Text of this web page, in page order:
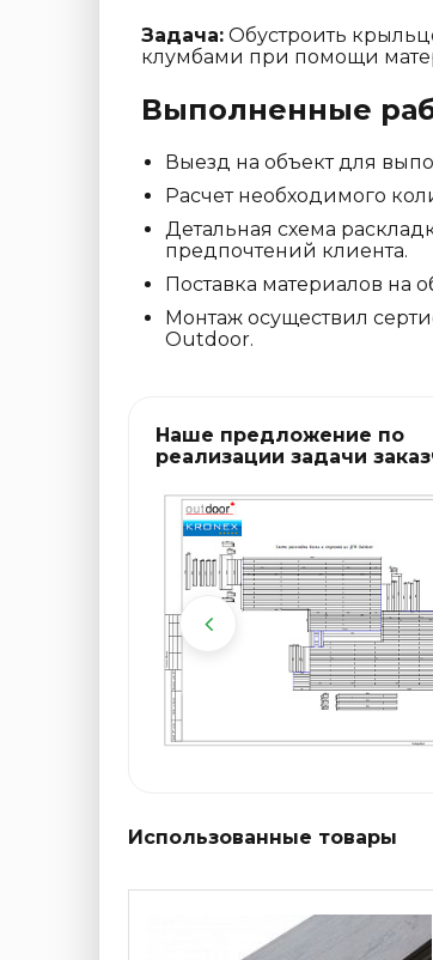
Задача: Обустроить
клумбами при помощи
Выполненные
Выезд на объект для
Расчет необходимого
Детальная схема
предпочтений клиента.
Поставка материалов на
Монтаж осуществил
Outdoor.
Наше предложение по
реализации задачи
Использованные товары